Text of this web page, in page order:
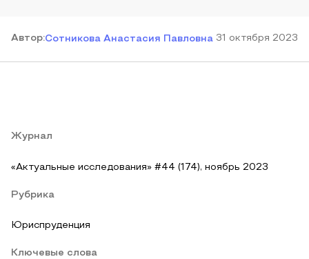
Автор:Сотникова Анастасия Павловна 31 октября 2023
Журнал
«Актуальные исследования» #44 (174), ноябрь 2023
Рубрика
Юриспруденция
Ключевые слова